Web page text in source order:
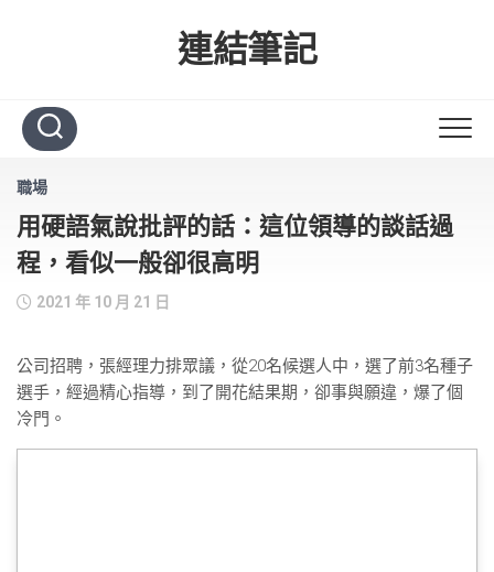
連結筆記
職場
用硬語氣說批評的話：這位領導的談話過
程，看似一般卻很高明
2021 年 10 月 21 日
公司招聘，張經理力排眾議，從20名候選人中，選了前3名種子
選手，經過精心指導，到了開花結果期，卻事與願違，爆了個
冷門。